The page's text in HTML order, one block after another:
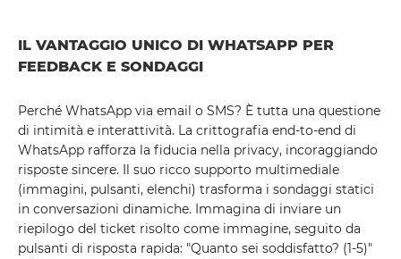
IL VANTAGGIO UNICO DI WHATSAPP PER
FEEDBACK E SONDAGGI
Perché WhatsApp via email o SMS? È tutta una questione
di intimità e interattività. La crittografia end-to-end di
WhatsApp rafforza la fiducia nella privacy, incoraggiando
risposte sincere. Il suo ricco supporto multimediale
(immagini, pulsanti, elenchi) trasforma i sondaggi statici
in conversazioni dinamiche. Immagina di inviare un
riepilogo del ticket risolto come immagine, seguito da
pulsanti di risposta rapida: "Quanto sei soddisfatto? (1-5)"